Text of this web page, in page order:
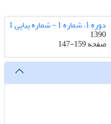
دوره 1، شماره 1 - شماره پیاپی 1
1390
صفحه147-159